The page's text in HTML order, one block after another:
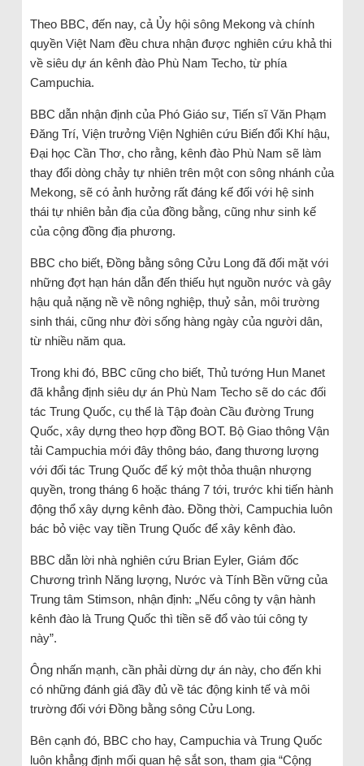
Theo BBC, đến nay, cả Ủy hội sông Mekong và chính
quyền Việt Nam đều chưa nhận được nghiên cứu khả thi
về siêu dự án kênh đào Phù Nam Techo, từ phía
Campuchia.
BBC dẫn nhận định của Phó Giáo sư, Tiến sĩ Văn Phạm
Đăng Trí, Viện trưởng Viện Nghiên cứu Biến đổi Khí hậu,
Đại học Cần Thơ, cho rằng, kênh đào Phù Nam sẽ làm
thay đổi dòng chảy tự nhiên trên một con sông nhánh của
Mekong, sẽ có ảnh hưởng rất đáng kế đối với hệ sinh
thái tự nhiên bản địa của đồng bằng, cũng như sinh kế
của cộng đồng địa phương.
BBC cho biết, Đồng bằng sông Cửu Long đã đối mặt với
những đợt hạn hán dẫn đến thiếu hụt nguồn nước và gây
hậu quả nặng nề về nông nghiệp, thuỷ sản, môi trường
sinh thái, cũng như đời sống hàng ngày của người dân,
từ nhiều năm qua.
Trong khi đó, BBC cũng cho biết, Thủ tướng Hun Manet
đã khẳng định siêu dự án Phù Nam Techo sẽ do các đối
tác Trung Quốc, cụ thể là Tập đoàn Cầu đường Trung
Quốc, xây dựng theo hợp đồng BOT. Bộ Giao thông Vận
tải Campuchia mới đây thông báo, đang thương lượng
với đối tác Trung Quốc để ký một thỏa thuận nhượng
quyền, trong tháng 6 hoặc tháng 7 tới, trước khi tiến hành
động thổ xây dựng kênh đào. Đồng thời, Campuchia luôn
bác bỏ việc vay tiền Trung Quốc để xây kênh đào.
BBC dẫn lời nhà nghiên cứu Brian Eyler, Giám đốc
Chương trình Năng lượng, Nước và Tính Bền vững của
Trung tâm Stimson, nhận định: „Nếu công ty vận hành
kênh đào là Trung Quốc thì tiền sẽ đổ vào túi công ty
này”.
Ông nhấn mạnh, cần phải dừng dự án này, cho đến khi
có những đánh giá đầy đủ về tác động kinh tế và môi
trường đối với Đồng bằng sông Cửu Long.
Bên cạnh đó, BBC cho hay, Campuchia và Trung Quốc
luôn khẳng định mối quan hệ sắt son, tham gia “Cộng